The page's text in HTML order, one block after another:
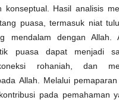
konseptual. Hasil analisis
puasa, termasuk niat
mendalam dengan Allah.
puasa dapat menjadi
rohaniah, dan
Allah. Melalui
pada pemahaman